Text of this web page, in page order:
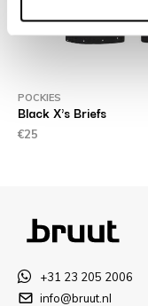
POCKIES
Black X's Briefs
€25
+31 23 205 2006
info@bruut.nl